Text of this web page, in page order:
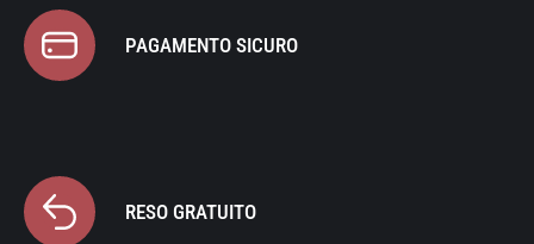
PAGAMENTO SICURO
RESO GRATUITO